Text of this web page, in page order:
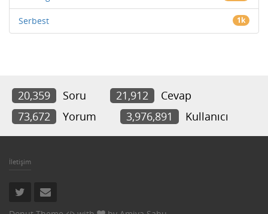
Serbest 1k
20,359 Soru 21,912
Cevap
73,672
Yorum 3,976,891 Kullanıcı
İletişim